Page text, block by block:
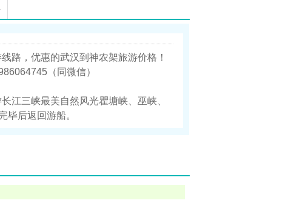
路，优惠的武汉到神农架旅游价格！
（同微信）
江三峡最美自然风光瞿塘峡、巫峡、
毕后返回游船。